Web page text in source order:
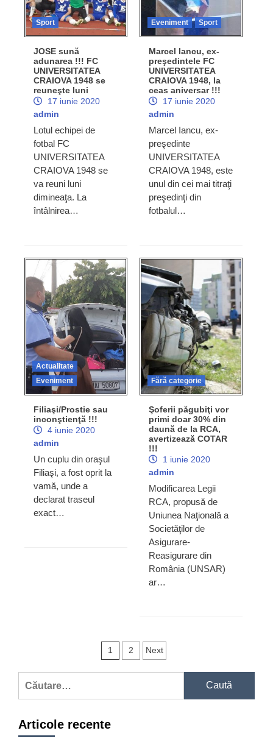
Sport
JOSE sună
adunarea !!! FC
UNIVERSITATEA
CRAIOVA 1948 se
reuneşte luni
17 iunie 2020
admin
Lotul echipei de
fotbal FC
UNIVERSITATEA
CRAIOVA 1948 se
va reuni luni
dimineaţa. La
întâlnirea…
Eveniment Sport
Marcel Iancu, ex-
preşedintele FC
UNIVERSITATEA
CRAIOVA 1948, la
ceas aniversar !!!
17 iunie 2020
admin
Marcel Iancu, ex-
preşedinte
UNIVERSITATEA
CRAIOVA 1948, este
unul din cei mai titraţi
preşedinţi din
fotbalul…
Actualitate
Eveniment
Filiaşi/Prostie sau
inconştienţă !!!
4 iunie 2020
admin
Un cuplu din oraşul
Filiaşi, a fost oprit la
vamă, unde a
declarat traseul
exact…
Fără categorie
Şoferii păgubiţi vor
primi doar 30% din
daună de la RCA,
avertizează COTAR
!!!
1 iunie 2020
admin
Modificarea Legii
RCA, propusă de
Uniunea Naţională a
Societăţilor de
Asigurare-
Reasigurare din
România (UNSAR)
ar…
Navigare
în
1 2 Next
Articole recente